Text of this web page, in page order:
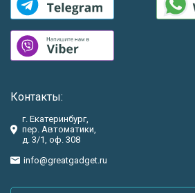
Контакты:
г. Екатеринбург,
пер. Автоматики,
д. 3/1, оф. 308
info@greatgadget.ru